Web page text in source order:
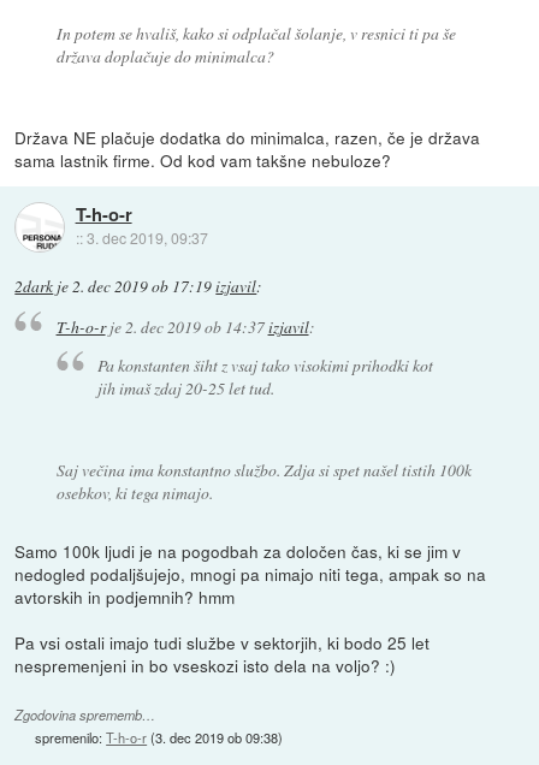
In potem se hvališ, kako si odplačal šolanje, v resnici ti pa še
država doplačuje do minimalca?
Država NE plačuje dodatka do minimalca, razen, če je država
sama lastnik firme. Od kod vam takšne nebuloze?
T-h-o-r
::3. dec 2019, 09:37
2dark je2. dec 2019 ob 17:19izjavil:
T-h-o-rje 2. dec 2019 ob 14:37izjavil:
Pa konstanten šiht z vsaj tako visokimi prihodki kot
jih imaš zdaj 20-25 let tud.
Saj večina ima konstantno službo. Zdja si spet našel tistih 100k
osebkov, ki tega nimajo.
Samo 100k ljudi je na pogodbah za določen čas, ki se jim v
nedogled podaljšujejo, mnogi pa nimajo niti tega, ampak so na
avtorskih in podjemnih? hmm
Pa vsi ostali imajo tudi službe v sektorjih, ki bodo 25 let
nespremenjeni in bo vseskozi isto dela na voljo? :)
Zgodovina sprememb…
spremenilo:T-h-o-r(3. dec 2019 ob 09:38)